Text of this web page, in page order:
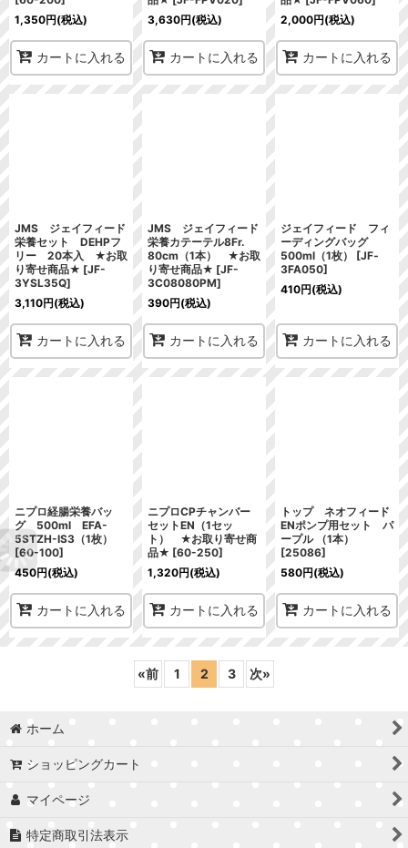
1,350円(税込)
カートに入れる
3,630円(税込)
カートに入れる
2,000円(税込)
カートに入れる
JMS ジェイフィード
栄養セット DEHPフ
リー 20本入 ★お取
り寄せ商品★ [JF-
3YSL35Q]
3,110円(税込)
カートに入れる
JMS ジェイフィード
栄養カテーテル8Fr.
80cm（1本） ★お取
り寄せ商品★ [JF-
3C08080PM]
390円(税込)
カートに入れる
ジェイフィード フィ
ーディングバッグ
500ml（1枚）
[JF‐
3FA050]
410円(税込)
カートに入れる
ニプロ経腸栄養バッ
グ 500ml EFA-
5STZH-IS3（1枚）
[60-100]
450円(税込)
カートに入れる
ニプロCPチャンバー
セットEN（1セッ
ト） ★お取り寄せ商
品★ [60-250]
1,320円(税込)
カートに入れる
トップ ネオフィード
ENポンプ用セット パ
ープル （1本）
[25086]
580円(税込)
カートに入れる
«前 1 2 3 次»
ホーム
ショッピングカート
マイページ
特定商取引法表示